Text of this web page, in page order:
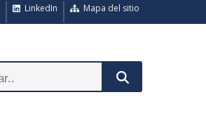
Mapa del sitio
LinkedIn